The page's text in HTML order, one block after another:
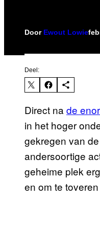
Door Ewout Lowie
Deel:
Direct na de
in het hoger
gekregen van
andersoortige
geheime plek
en om te toveren